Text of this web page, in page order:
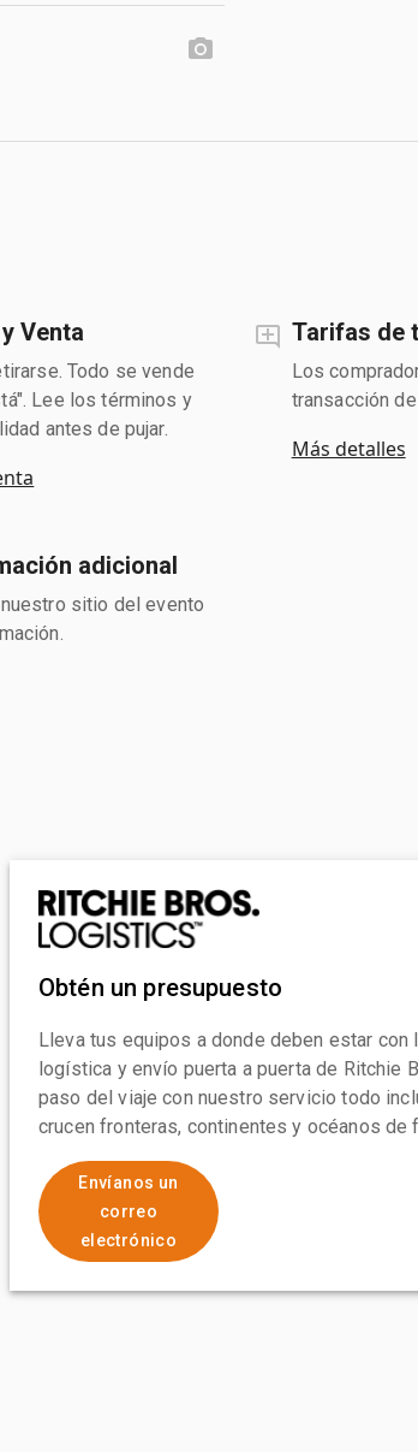
Venta
Todo se vende
Lee los términos y
antes de pujar.
Tarifas de
Los
transacción
Más detalles
adicional
sitio del evento
Obtén un presupuesto
Lleva tus equipos a donde deben estar
logística y envío puerta a puerta de Ritchie
paso del viaje con nuestro servicio todo
crucen fronteras, continentes y océanos de
Envíanos un
correo
electrónico